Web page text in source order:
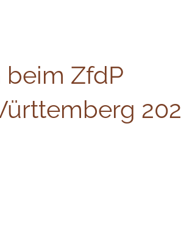
beim ZfdP